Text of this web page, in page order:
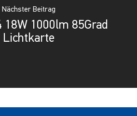
Nächster Beitrag
18W 1000lm 85Grad
Lichtkarte